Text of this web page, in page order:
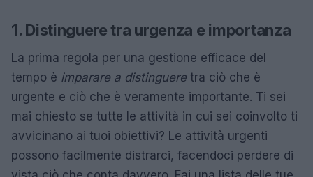
1. Distinguere tra urgenza e importanza
La prima regola per una gestione efficace del
tempo è imparare a distingueretra ciò che è
urgente e ciò che è veramente importante. Ti sei
mai chiesto se tutte le attività in cui sei coinvolto ti
avvicinano ai tuoi obiettivi? Le attività urgenti
possono facilmente distrarci, facendoci perdere di